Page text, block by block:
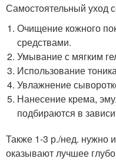
Самостоятельный уход
Очищение кожного
средствами.
Умывание с мягким
Использование
Увлажнение
Нанесение крема,
подбираются в
Также 1-3 р./нед. нужно
оказывают лучшее